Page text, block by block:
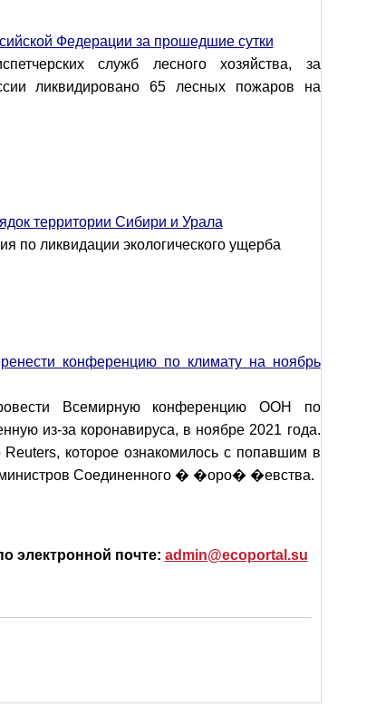
Федерации за прошедшие сутки
служб лесного хозяйства, за
ликвидировано 65 лесных пожаров на
территории Сибири и Урала
по ликвидации экологического ущерба
конференцию по климату на ноябрь
Всемирную конференцию ООН по
из-за коронавируса, в ноябре 2021 года.
которое ознакомилось с попавшим в
министров Соединенного � �оро� �евства.
электронной почте: admin@ecoportal.su